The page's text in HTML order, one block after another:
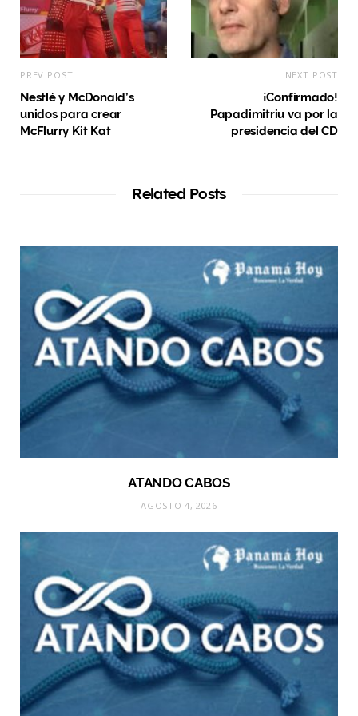
PREV POST
Nestlé y McDonald’s
unidos para crear
McFlurry Kit Kat
NEXT POST
¡Confirmado!
Papadimitriu va por la
presidencia del CD
Related Posts
ATANDO CABOS
AGOSTO 4, 2026